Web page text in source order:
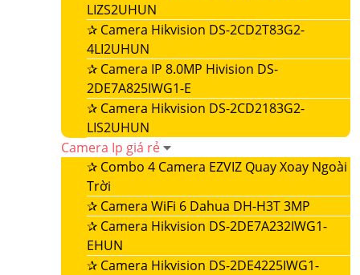
LIZS2UHUN
✰ Camera Hikvision DS-2CD2T83G2-
4LI2UHUN
✰ Camera IP 8.0MP Hivision DS-
2DE7A825IWG1-E
✰ Camera Hikvision DS-2CD2183G2-
LIS2UHUN
Camera Ip giá rẻ
✰ Combo 4 Camera EZVIZ Quay Xoay Ngoài
Trời
✰ Camera WiFi 6 Dahua DH-H3T 3MP
✰ Camera Hikvision DS-2DE7A232IWG1-
EHUN
✰ Camera Hikvision DS-2DE4225IWG1-